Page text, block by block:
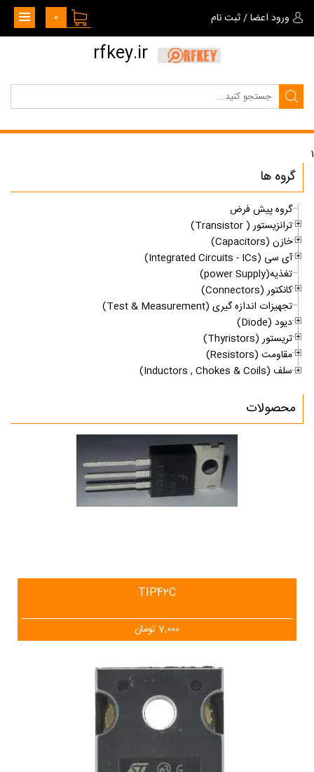
ورود اعضا/ثبت نام 0
rfkey.ir
1
گروه ها
گروه پیش فرض
ترانزیستور ( Transistor)
خازن (Capacitors)
آی سی (Integrated Circuits - ICs)
تغذیه(power Supply)
کانکتور (Connectors)
تجهیزات اندازه گیری (Test & Measurement)
دیود (ِDiode)
تریستور (Thyristors)
مقاومت (Resistors)
سلف (Inductors , Chokes & Coils)
محصولات
TIP42C
7,000 تومان